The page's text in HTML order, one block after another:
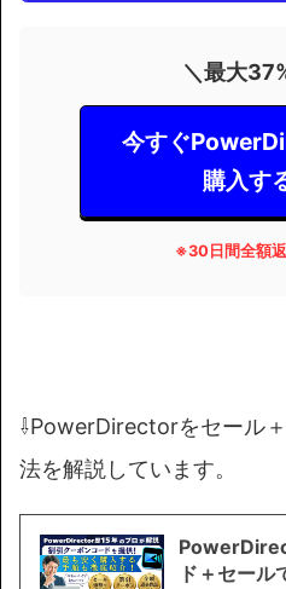
＼最大
今すぐ
購入す
※30日間全額
⇩PowerDirectorをセール
法を解説しています。
ド＋セール